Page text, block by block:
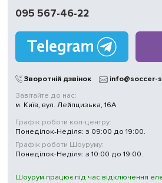
095 567-46-22
Зворотній дзвінок
info@soccer-
Завітайте до нас:
м. Київ, вул. Лейпцизька, 16А
Графік роботи кол-центру:
Понеділок-Неділя: з 09:00 до 19:00.
Графік роботи Шоуруму:
Понеділок-Неділя: з 10:00 до 19:00.
Шоурум працює під час відключення